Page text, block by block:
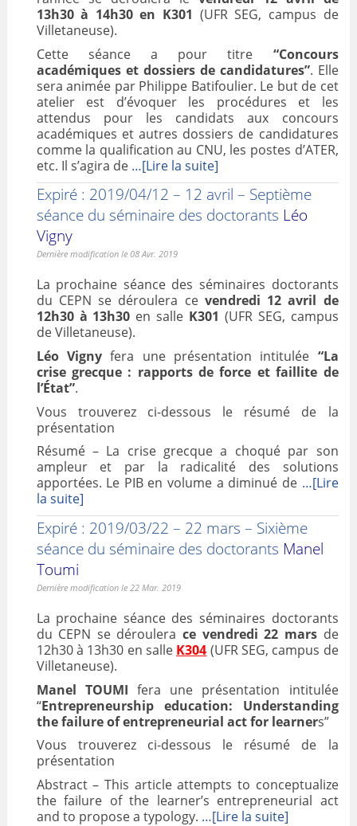
13h30 à 14h30 en K301 (UFR SEG, campus de
Villetaneuse).
Cette séance a pour titre “Concours
académiques et dossiers de candidatures”. Elle
sera animée par Philippe Batifoulier. Le but de cet
atelier est d’évoquer les procédures et les
attendus pour les candidats aux concours
académiques et autres dossiers de candidatures
comme la qualification au CNU, les postes d’ATER,
etc. Il s’agira de …[Lire la suite]
Expiré : 2019/04/12 – 12 avril – Septième
séance du séminaire des doctorants Léo
Vigny
Dernière modification le 08 Avr. 2019
La prochaine séance des séminaires doctorants
du CEPN se déroulera ce vendredi 12 avril de
12h30 à 13h30 en salle K301 (UFR SEG, campus
de Villetaneuse).
Léo Vigny fera une présentation intitulée “La
crise grecque : rapports de force et faillite de
l’État”.
Vous trouverez ci-dessous le résumé de la
présentation
Résumé – La crise grecque a choqué par son
ampleur et par la radicalité des solutions
apportées. Le PIB en volume a diminué de …[Lire
la suite]
Expiré : 2019/03/22 – 22 mars – Sixième
séance du séminaire des doctorants Manel
Toumi
Dernière modification le 22 Mar. 2019
La prochaine séance des séminaires doctorants
du CEPN se déroulerace vendredi 22 marsde
12h30 à 13h30 en salle K304 (UFR SEG, campus de
Villetaneuse).
Manel TOUMI fera une présentation intitulée
“Entrepreneurship education: Understanding
the failure of entrepreneurial act for learners”
Vous trouverez ci-dessous le résumé de la
présentation
Abstract – This article attempts to conceptualize
the failure of the learner’s entrepreneurial act
and to propose a typology. …[Lire la suite]